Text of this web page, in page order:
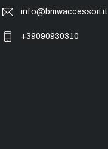
info@bmwaccessori.it
+39090930310